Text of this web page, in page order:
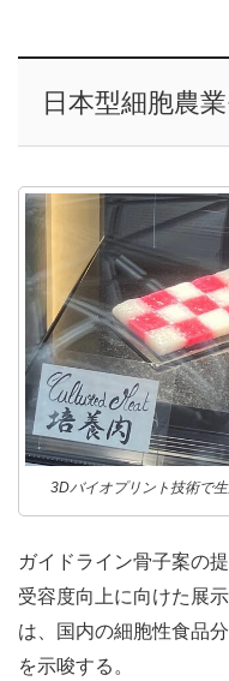
日本型細胞農
3Dバイオプリント技術で
ガイドライン骨子案の
受容度向上に向けた展
は、国内の細胞性食品
を示唆する。